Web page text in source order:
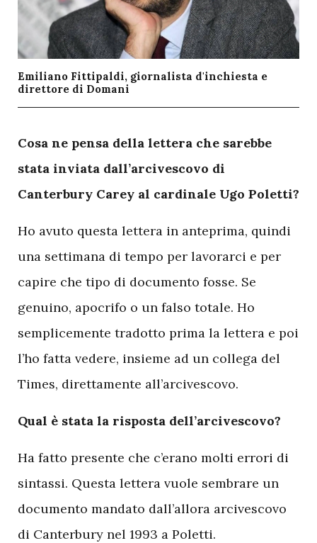
Emiliano Fittipaldi, giornalista d'inchiesta e
direttore di Domani
Cosa ne pensa della lettera che sarebbe
stata inviata dall’arcivescovo di
Canterbury Carey al cardinale Ugo Poletti?
Ho avuto questa lettera in anteprima, quindi
una settimana di tempo per lavorarci e per
capire che tipo di documento fosse. Se
genuino, apocrifo o un falso totale. Ho
semplicemente tradotto prima la lettera e poi
l’ho fatta vedere, insieme ad un collega del
Times, direttamente all’arcivescovo.
Qual è stata la risposta dell’arcivescovo?
Ha fatto presente che c’erano molti errori di
sintassi. Questa lettera vuole sembrare un
documento mandato dall’allora arcivescovo
di Canterbury nel 1993 a Poletti.